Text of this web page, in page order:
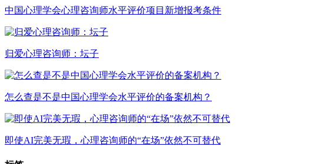
中国心理学会心理咨询师水平评价项目新增报考条件
归爱心理咨询师：坛子
怎么查是不是中国心理学会水平评价的备案机构？
即使AI完美无瑕，心理咨询师的“在场”依然不可替代